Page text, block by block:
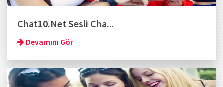
Chat10.Net Sesli Cha...
Devamını Gör